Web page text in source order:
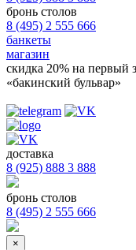
бронь столов
8 (495) 2 555 666
банкеты
магазин
скидка 20% на первый
«бакинский бульвар»
доставка
8 (925) 888 3 888
бронь столов
8 (495) 2 555 666
×